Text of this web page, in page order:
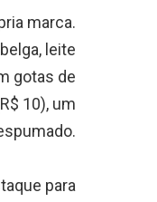
marca.
leite
gotas de
10), um
para